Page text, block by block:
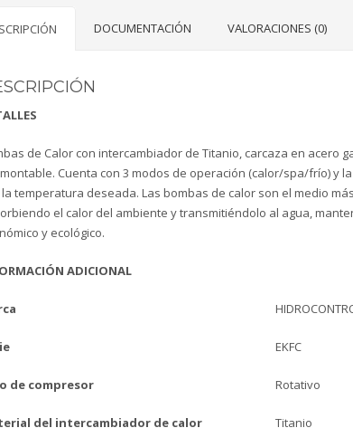
DOCUMENTACIÓN VALORACIONES (0)
de Calor con intercambiador de Titanio, carcaza en acero
Cuenta con 3 modos de operación (calor/spa/frío) y
la temperatura deseada. Las bombas de calor son el medio
el calor del ambiente y transmitiéndolo al agua,
y ecológico.
ADICIONAL
EKFC
de compresor Rotativo
del intercambiador de calor Titanio